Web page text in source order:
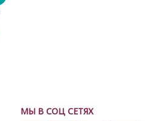
МЫ В СОЦ СЕТЯХ